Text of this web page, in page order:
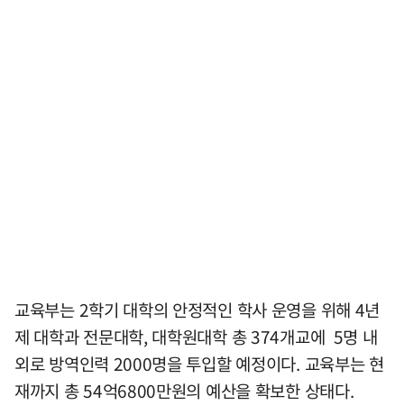
교육부는 2학기 대학의 안정적인 학사 운영을 위해 4년
제 대학과 전문대학, 대학원대학 총 374개교에 5명 내
외로 방역인력 2000명을 투입할 예정이다. 교육부는 현
재까지 총 54억6800만원의 예산을 확보한 상태다.